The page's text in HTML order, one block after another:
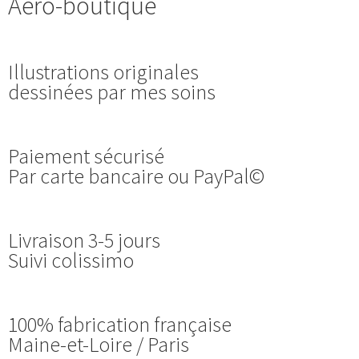
Illustrations originales
dessinées par mes soins
Paiement sécurisé
Par carte bancaire ou PayPal©
Livraison 3-5 jours
Suivi colissimo
100% fabrication française
Maine-et-Loire / Paris